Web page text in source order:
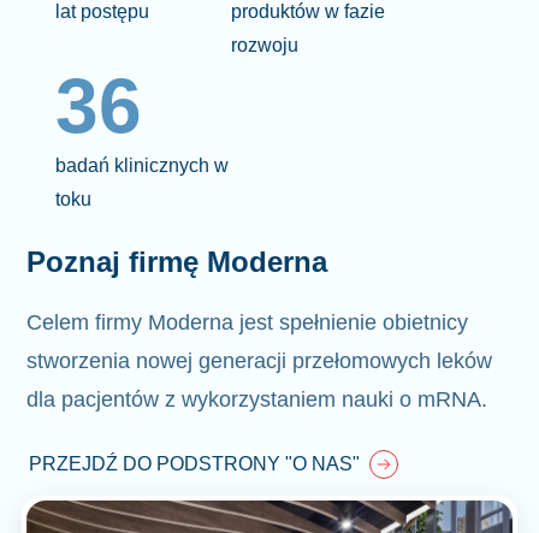
lat postępu
produktów w fazie
rozwoju
36
badań klinicznych w
toku
Poznaj firmę Moderna
Celem firmy Moderna jest spełnienie obietnicy
stworzenia nowej generacji przełomowych leków
dla pacjentów z wykorzystaniem nauki o mRNA.
PRZEJDŹ DO PODSTRONY "O NAS"